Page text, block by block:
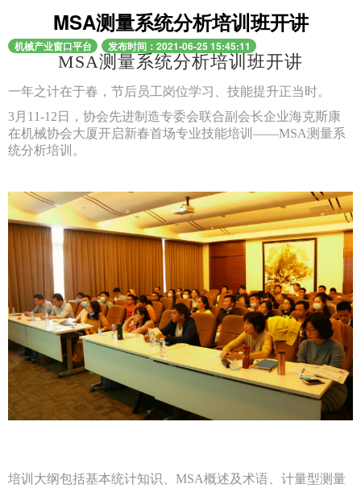
MSA测量系统分析培训班开讲
机械产业窗口平台 发布时间：2021-06-25 15:45:11
MSA测量系统分析培训班开讲
一年之计在于春，节后员工岗位学习、技能提升正当时。
3月11-12日，协会先进制造专委会联合副会长企业海克斯康
在机械协会大厦开启新春首场专业技能培训——MSA测量系
统分析培训。
培训大纲包括基本统计知识、MSA概述及术语、计量型测量